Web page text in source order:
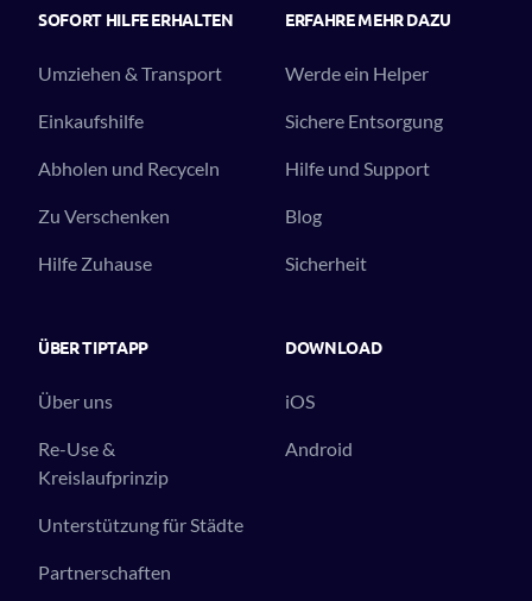
SOFORT HILFE ERHALTEN
Umziehen & Transport
Einkaufshilfe
Abholen und Recyceln
Zu Verschenken
Hilfe Zuhause
ERFAHRE MEHR DAZU
Werde ein Helper
Sichere Entsorgung
Hilfe und Support
Blog
Sicherheit
ÜBER TIPTAPP
Über uns
Re-Use &
Kreislaufprinzip
Unterstützung für Städte
Partnerschaften
DOWNLOAD
iOS
Android